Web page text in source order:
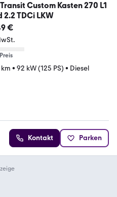
Custom Kasten 270 L1
2.2 TDCi LKW
€
km • 92 kW (125 PS) • Diesel
Kontakt Parken